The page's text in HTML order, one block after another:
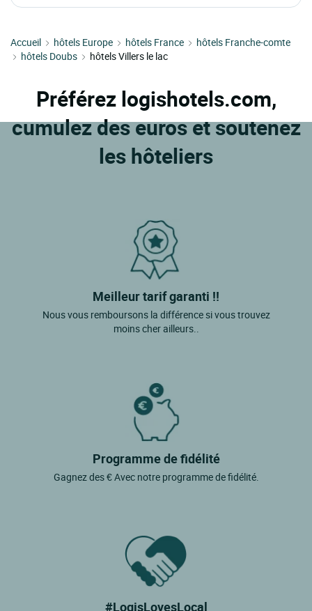
Accueil hôtels Europe hôtels France
hôtels Franche-comte
hôtels Doubs
hôtels Villers le lac
Préférez logishotels.com,
cumulez des euros et soutenez
les hôteliers
Meilleur tarif garanti !!
Nous vous remboursons la différence si vous trouvez
moins cher ailleurs..
Programme de fidélité
Gagnez des € Avec notre programme de fidélité.
#LogisLovesLocal